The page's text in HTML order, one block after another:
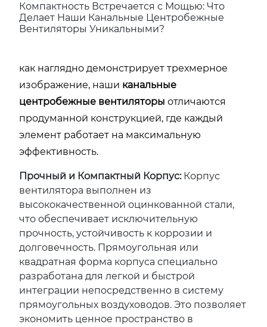
Компактность Встречается с Мощью: Что
Делает Наши Канальные Центробежные
Вентиляторы Уникальными?
как наглядно демонстрирует трехмерное
изображение, наши канальные
центробежные вентиляторы отличаются
продуманной конструкцией, где каждый
элемент работает на максимальную
эффективность.
Прочный и Компактный Корпус:Корпус
вентилятора выполнен из
высококачественной оцинкованной стали,
что обеспечивает исключительную
прочность, устойчивость к коррозии и
долговечность. Прямоугольная или
квадратная форма корпуса специально
разработана для легкой и быстрой
интеграции непосредственно в систему
прямоугольных воздуховодов. Это позволяет
экономить ценное пространство в